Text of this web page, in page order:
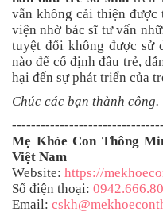
vẫn không cải thiện được
viện nhờ bác sĩ tư vấn
tuyệt đối không được sử
nào để cố định đầu trẻ,
hại đến sự phát triển của
Chúc các bạn thành công.
Mẹ Khỏe Con Thông
Việt Nam
Website: https://
Số điện thoại:
Email: